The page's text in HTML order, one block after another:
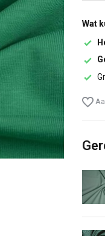
Wat